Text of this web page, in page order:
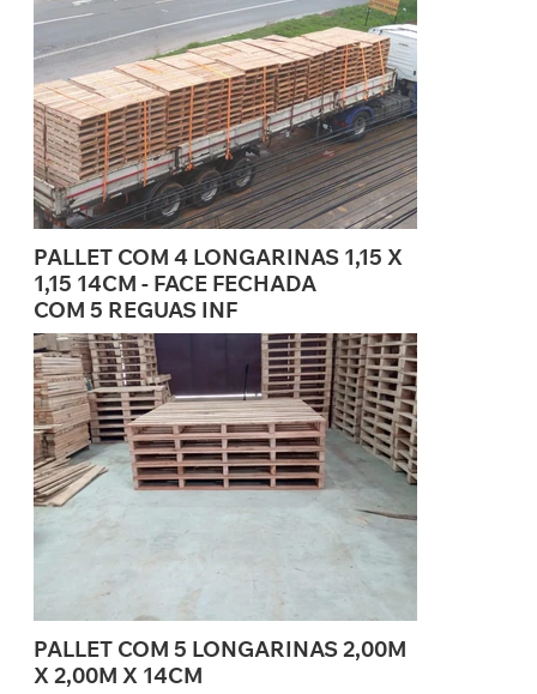
PALLET COM 4 LONGARINAS 1,15 X
1,15 14CM - FACE FECHADA
COM 5 REGUAS INF
PALLET COM 5 LONGARINAS 2,00M
X 2,00M X 14CM